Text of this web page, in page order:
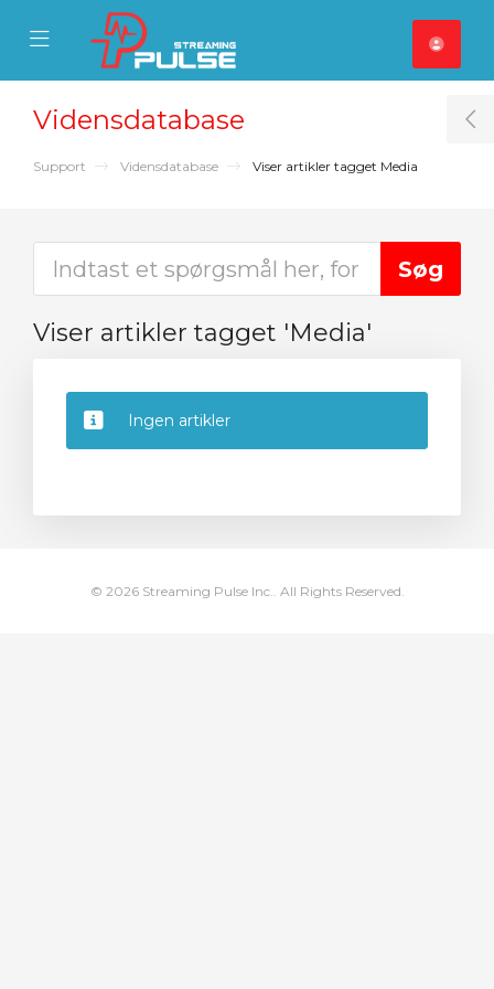
Mobile Menu
Mobile Menu
Vidensdatabase
Support Vidensdatabase Viser artikler tagget Media
Viser artikler tagget 'Media'
Ingen artikler
© 2026 Streaming Pulse Inc.. All Rights Reserved.